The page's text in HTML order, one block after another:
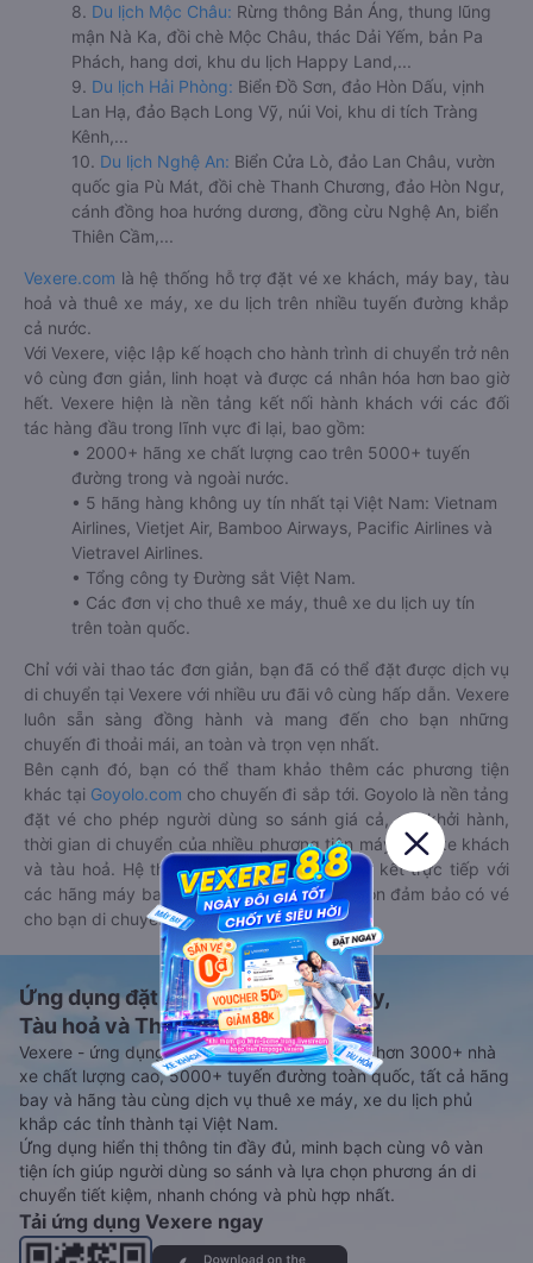
8. Du lịch Mộc Châu: Rừng thông Bản Áng, thung lũng
mận Nà Ka, đồi chè Mộc Châu, thác Dải Yếm, bản Pa
Phách, hang dơi, khu du lịch Happy Land,...
9. Du lịch Hải Phòng: Biển Đồ Sơn, đảo Hòn Dấu, vịnh
Lan Hạ, đảo Bạch Long Vỹ, núi Voi, khu di tích Tràng
Kênh,...
10. Du lịch Nghệ An: Biển Cửa Lò, đảo Lan Châu, vườn
quốc gia Pù Mát, đồi chè Thanh Chương, đảo Hòn Ngư,
cánh đồng hoa hướng dương, đồng cừu Nghệ An, biển
Thiên Cầm,...
Vexere.com là hệ thống hỗ trợ đặt vé xe khách, máy bay, tàu
hoả và thuê xe máy, xe du lịch trên nhiều tuyến đường khắp
cả nước.
Với Vexere, việc lập kế hoạch cho hành trình di chuyển trở nên
vô cùng đơn giản, linh hoạt và được cá nhân hóa hơn bao giờ
hết. Vexere hiện là nền tảng kết nối hành khách với các đối
tác hàng đầu trong lĩnh vực đi lại, bao gồm:
• 2000+ hãng xe chất lượng cao trên 5000+ tuyến
đường trong và ngoài nước.
• 5 hãng hàng không uy tín nhất tại Việt Nam: Vietnam
Airlines, Vietjet Air, Bamboo Airways, Pacific Airlines và
Vietravel Airlines.
• Tổng công ty Đường sắt Việt Nam.
• Các đơn vị cho thuê xe máy, thuê xe du lịch uy tín
trên toàn quốc.
Chỉ với vài thao tác đơn giản, bạn đã có thể đặt được dịch vụ
di chuyển tại Vexere với nhiều ưu đãi vô cùng hấp dẫn. Vexere
luôn sẵn sàng đồng hành và mang đến cho bạn những
chuyến đi thoải mái, an toàn và trọn vẹn nhất.
Bên cạnh đó, bạn có thể tham khảo thêm các phương tiện
khác tại Goyolo.com cho chuyến đi sắp tới. Goyolo là nền tảng
đặt vé cho phép người dùng so sánh giá cả, giờ khởi hành,
thời gian di chuyển của nhiều phương tiện máy bay, xe khách
và tàu hoả. Hệ thống của Goyolo được liên kết trực tiếp với
các hãng máy bay, xe khách và tàu hoả, luôn đảm bảo có vé
cho bạn di chuyển.
Ứng dụng đặt vé Xe khách, Máy bay,
Tàu hoả và Thuê xe
Vexere - ứng dụng đặt vé đa phương tiện với hơn 3000+ nhà
xe chất lượng cao, 5000+ tuyến đường toàn quốc, tất cả hãng
bay và hãng tàu cùng dịch vụ thuê xe máy, xe du lịch phủ
khắp các tỉnh thành tại Việt Nam.
Ứng dụng hiển thị thông tin đầy đủ, minh bạch cùng vô vàn
tiện ích giúp người dùng so sánh và lựa chọn phương án di
chuyển tiết kiệm, nhanh chóng và phù hợp nhất.
Tải ứng dụng Vexere ngay